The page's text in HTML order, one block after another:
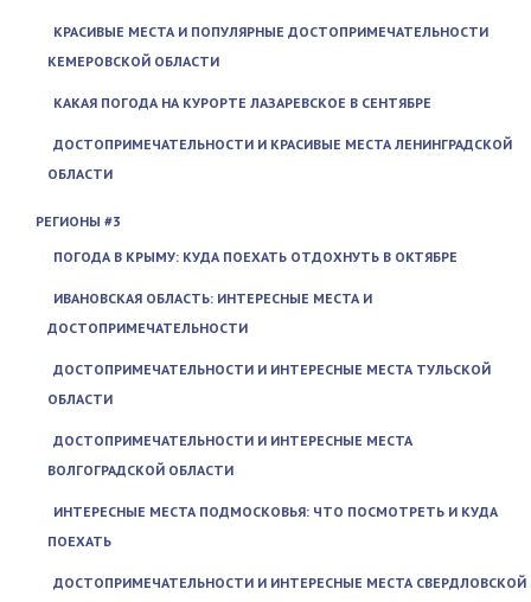
КРАСИВЫЕ МЕСТА И ПОПУЛЯРНЫЕ ДОСТОПРИМЕЧАТЕЛЬНОСТИ
КЕМЕРОВСКОЙ ОБЛАСТИ
КАКАЯ ПОГОДА НА КУРОРТЕ ЛАЗАРЕВСКОЕ В СЕНТЯБРЕ
ДОСТОПРИМЕЧАТЕЛЬНОСТИ И КРАСИВЫЕ МЕСТА ЛЕНИНГРАДСКОЙ
ОБЛАСТИ
РЕГИОНЫ #3
ПОГОДА В КРЫМУ: КУДА ПОЕХАТЬ ОТДОХНУТЬ В ОКТЯБРЕ
ИВАНОВСКАЯ ОБЛАСТЬ: ИНТЕРЕСНЫЕ МЕСТА И
ДОСТОПРИМЕЧАТЕЛЬНОСТИ
ДОСТОПРИМЕЧАТЕЛЬНОСТИ И ИНТЕРЕСНЫЕ МЕСТА ТУЛЬСКОЙ
ОБЛАСТИ
ДОСТОПРИМЕЧАТЕЛЬНОСТИ И ИНТЕРЕСНЫЕ МЕСТА
ВОЛГОГРАДСКОЙ ОБЛАСТИ
ИНТЕРЕСНЫЕ МЕСТА ПОДМОСКОВЬЯ: ЧТО ПОСМОТРЕТЬ И КУДА
ПОЕХАТЬ
ДОСТОПРИМЕЧАТЕЛЬНОСТИ И ИНТЕРЕСНЫЕ МЕСТА СВЕРДЛОВСКОЙ